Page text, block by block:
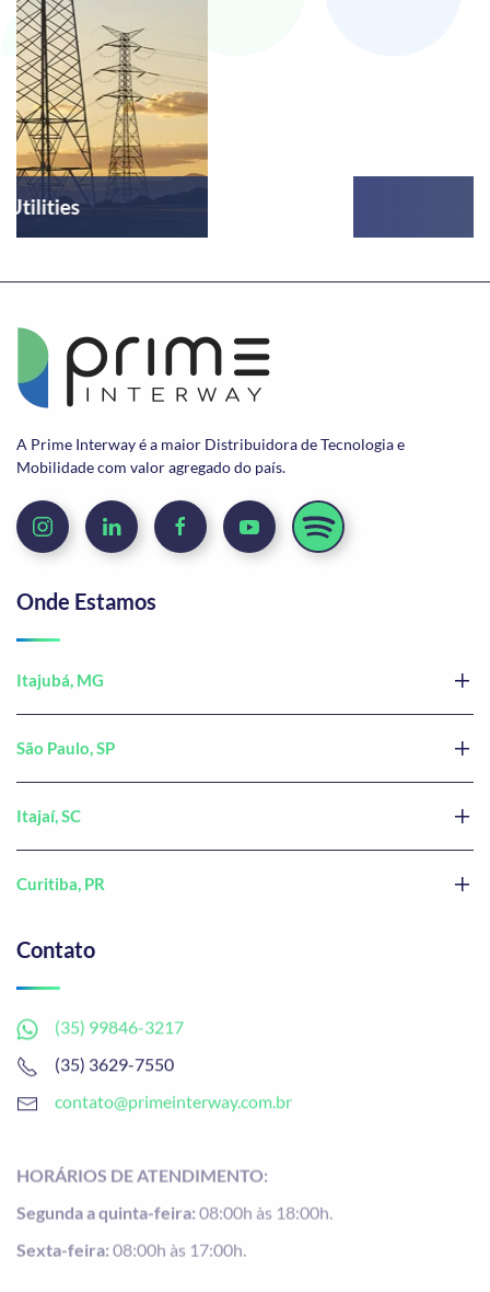
A Prime Interway é a maior Distribuidora de Tecnologia e
Mobilidade com valor agregado do país.
Onde Estamos
Itajubá, MG
São Paulo, SP
Itajaí, SC
Curitiba, PR
Contato
(35) 99846-3217
(35) 3629-7550
contato@primeinterway.com.br
Segunda a quinta-feira:08:00h às 18:00h.
Sexta-feira:08:00h às 17:00h.